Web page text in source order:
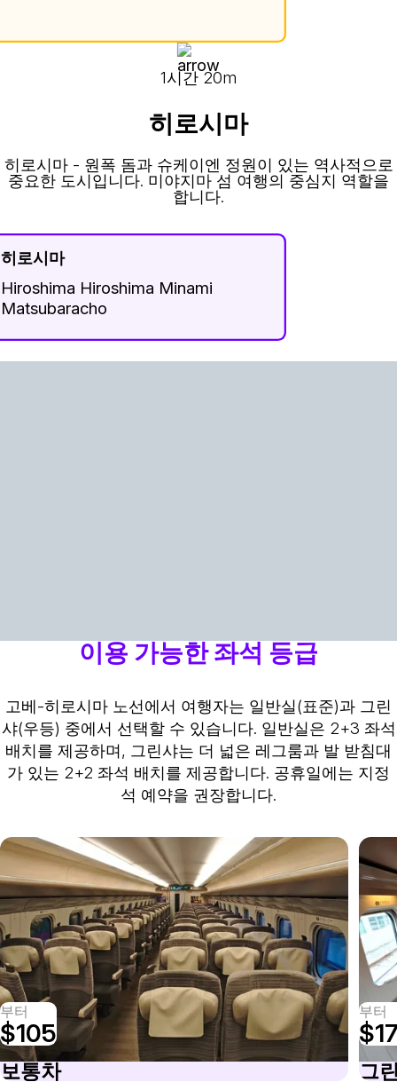
1시간 20m
히로시마
히로시마 - 원폭 돔과 슈케이엔 정원이 있는 역사적으로
중요한 도시입니다. 미야지마 섬 여행의 중심지 역할을
합니다.
히로시마
Hiroshima Hiroshima Minami
Matsubaracho
이용 가능한 좌석 등급
고베-히로시마 노선에서 여행자는 일반실(표준)과 그린
샤(우등) 중에서 선택할 수 있습니다. 일반실은 2+3 좌석
배치를 제공하며, 그린샤는 더 넓은 레그룸과 발 받침대
가 있는 2+2 좌석 배치를 제공합니다. 공휴일에는 지정
석 예약을 권장합니다.
부터
$105
보통차
부터
그